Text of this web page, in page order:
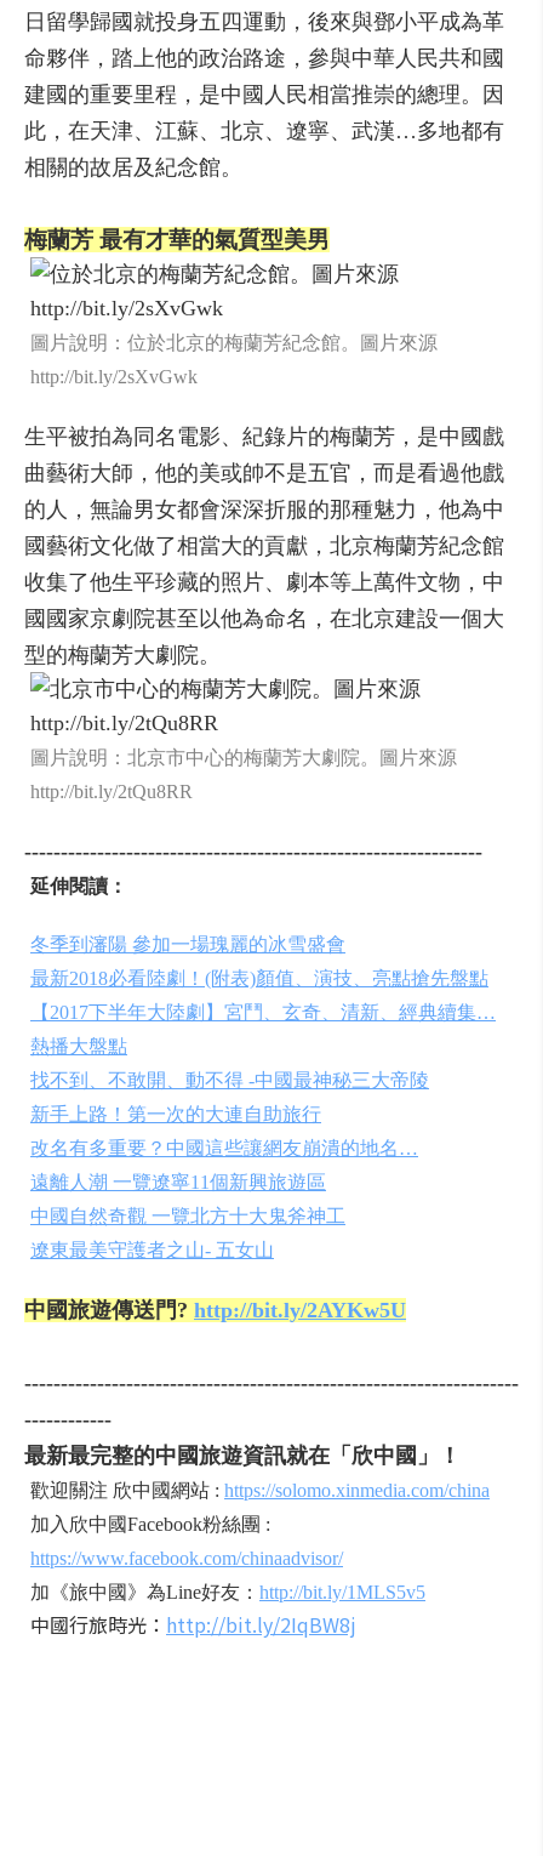
日留學歸國就投身五四運動，後來與鄧小平成為革
命夥伴，踏上他的政治路途，參與中華人民共和國
建國的重要里程，是中國人民相當推崇的總理。因
此，在天津、江蘇、北京、遼寧、武漢…多地都有
相關的故居及紀念館。
梅蘭芳 最有才華的氣質型美男
圖片說明：位於北京的梅蘭芳紀念館。圖片來源
http://bit.ly/2sXvGwk
生平被拍為同名電影、紀錄片的梅蘭芳，是中國戲
曲藝術大師，他的美或帥不是五官，而是看過他戲
的人，無論男女都會深深折服的那種魅力，他為中
國藝術文化做了相當大的貢獻，北京梅蘭芳紀念館
收集了他生平珍藏的照片、劇本等上萬件文物，中
國國家京劇院甚至以他為命名，在北京建設一個大
型的梅蘭芳大劇院。
圖片說明：北京市中心的梅蘭芳大劇院。圖片來源
http://bit.ly/2tQu8RR
---------------------------------------------------------------
延伸閱讀：
冬季到瀋陽 參加一場瑰麗的冰雪盛會
最新2018必看陸劇！(附表)顏值、演技、亮點搶先盤點
【2017下半年大陸劇】宮鬥、玄奇、清新、經典續集…
熱播大盤點
找不到、不敢開、動不得 -中國最神秘三大帝陵
新手上路！第一次的大連自助旅行
改名有多重要？中國這些讓網友崩潰的地名…
遠離人潮 一覽遼寧11個新興旅遊區
中國自然奇觀 一覽北方十大鬼斧神工
遼東最美守護者之山- 五女山
中國旅遊傳送門? http://bit.ly/2AYKw5U
--------------------------------------------------------------------
------------
最新最完整的中國旅遊資訊就在「欣中國」！
歡迎關注 欣中國網站 : https://solomo.xinmedia.com/china
加入欣中國Facebook粉絲團 :
https://www.facebook.com/chinaadvisor/
加《旅中國》為Line好友： http://bit.ly/1MLS5v5
中國行旅時光： http://bit.ly/2IqBW8j